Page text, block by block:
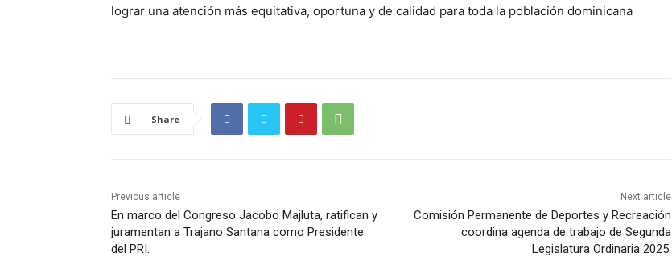
lograr una atención más equitativa, oportuna y de calidad para toda la población dominicana
Share
Previous article
En marco del Congreso Jacobo Majluta, ratifican y
juramentan a Trajano Santana como Presidente
del PRI.
Next article
Comisión Permanente de Deportes y Recreación
coordina agenda de trabajo de Segunda
Legislatura Ordinaria 2025.